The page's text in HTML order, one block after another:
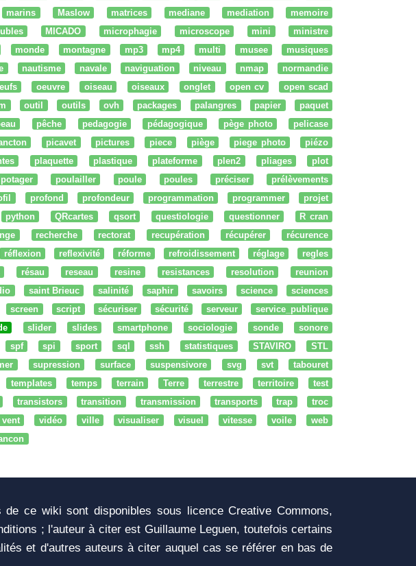
marins Maslow matrices mediane mediation
memoire
MICADO microphagie microscope mini
ministre
monde montagne mp3 mp4 multi musee
musiques
nautisme navale naviguation niveau nmap
normandie
oeuvre oiseau oiseaux onglet open cv
open scad
outil outils ovh packages palangres papier
paquet
pêche pedagogie pédagogique pège photo
pelicase
picavet pictures piece piège piege photo
piézo
plaquette plastique plateforme plen2 pliages
plot
potager poulailler poule poules préciser
prélèvements
profond profondeur programmation programmer
projet
python QRcartes qsort questiologie questionner
R cran
recherche rectorat recupération récupérer
récurence
réflexion reflexivité réforme refroidissement réglage
regles
résau reseau resine resistances resolution
reunion
saint Brieuc salinité saphir savoirs science
sciences
screen script sécuriser sécurité serveur
service_publique
slider slides smartphone sociologie sonde
sonore
spf spi sport sql ssh statistiques STAVIRO
STL
supression surface suspensivore svg svt
tabouret
templates temps terrain Terre terrestre territoire
test
transistors transition transmission transports trap
troc
vent vidéo ville visualiser visuel vitesse voile
web
de ce wiki sont disponibles sous licence Creative Commons,
; l'auteur à citer est Guillaume Leguen, toutefois certains
et d'autres auteurs à citer auquel cas se référer en bas de